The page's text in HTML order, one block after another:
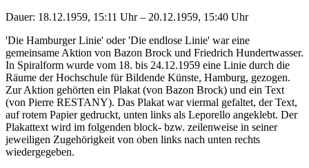
Dauer: 18.12.1959, 15:11 Uhr – 20.12.1959, 15:40 Uhr
'Die Hamburger Linie' oder 'Die endlose Linie' war eine
gemeinsame Aktion von Bazon Brock und Friedrich Hundertwasser.
In Spiralform wurde vom 18. bis 24.12.1959 eine Linie durch die
Räume der Hochschule für Bildende Künste, Hamburg, gezogen.
Zur Aktion gehörten ein Plakat (von Bazon Brock) und ein Text
(von Pierre RESTANY). Das Plakat war viermal gefaltet, der Text,
auf rotem Papier gedruckt, unten links als Leporello angeklebt. Der
Plakattext wird im folgenden block- bzw. zeilenweise in seiner
jeweiligen Zugehörigkeit von oben links nach unten rechts
wiedergegeben.